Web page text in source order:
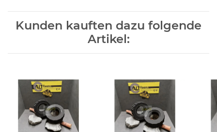
Kunden kauften dazu folgende
Artikel: